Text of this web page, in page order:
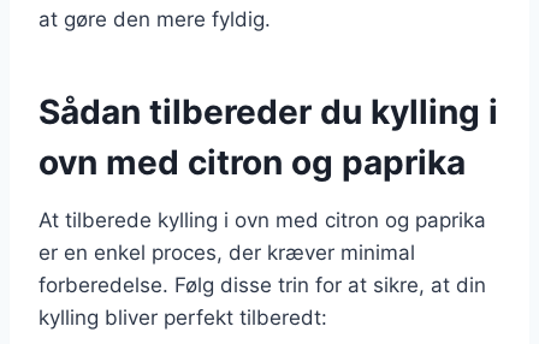
at gøre den mere fyldig.
Sådan tilbereder du kylling i
ovn med citron og paprika
At tilberede kylling i ovn med citron og paprika
er en enkel proces, der kræver minimal
forberedelse. Følg disse trin for at sikre, at din
kylling bliver perfekt tilberedt: